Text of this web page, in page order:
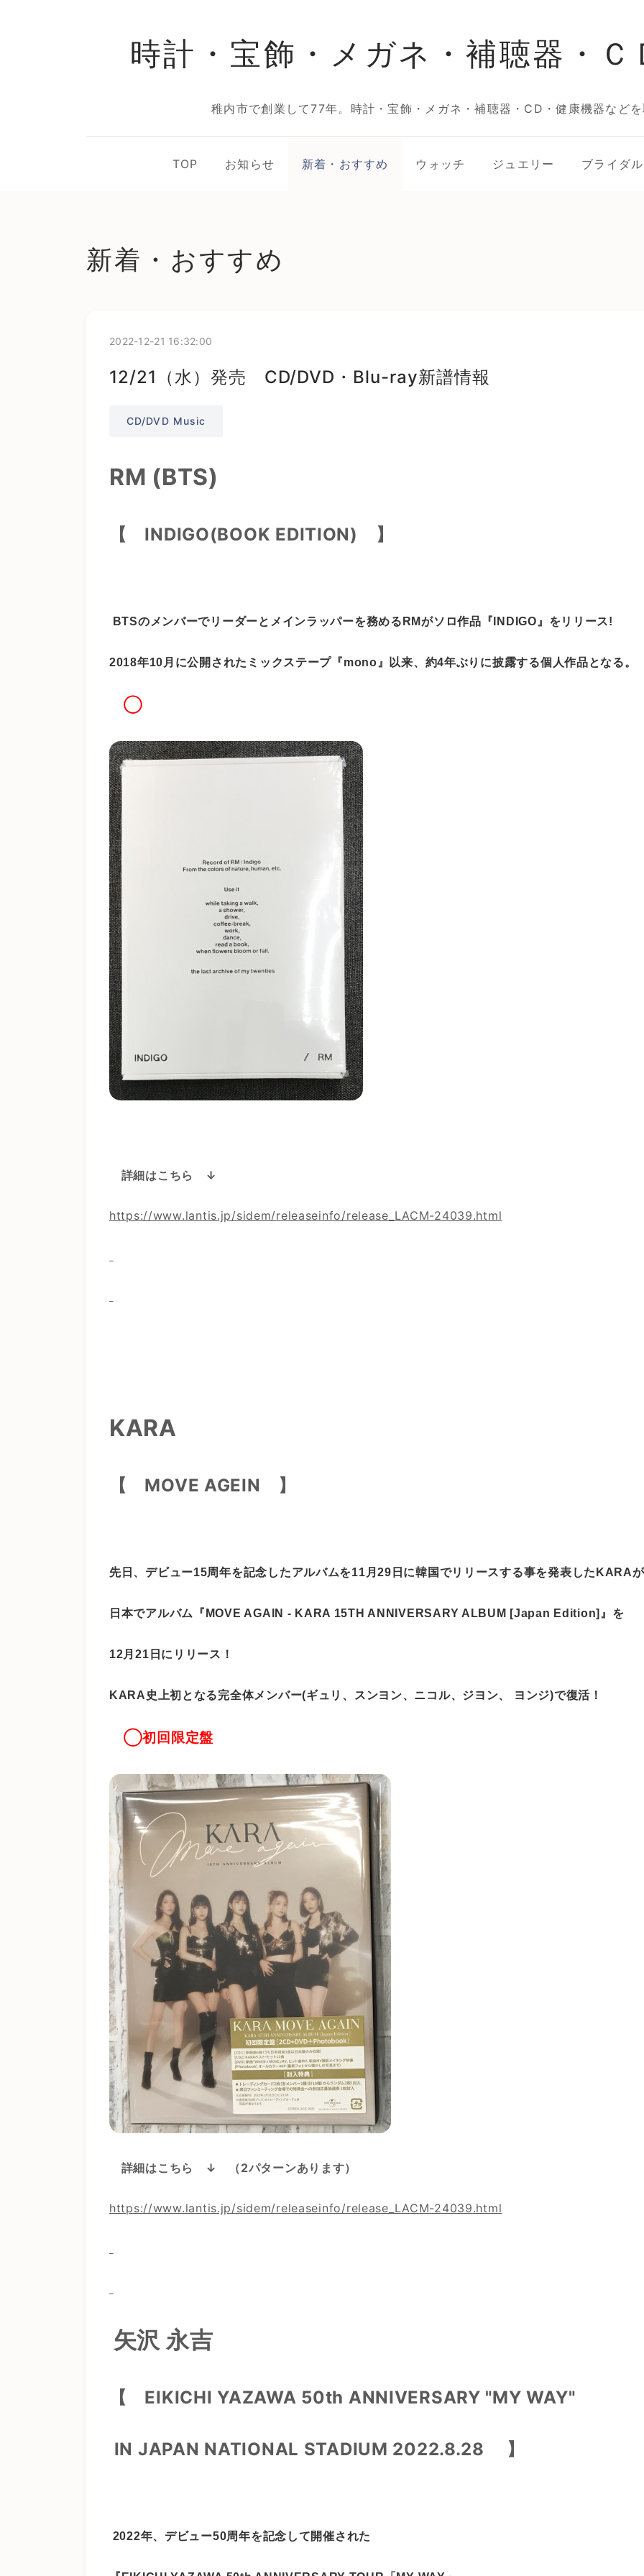
時計・宝飾・メガネ・補聴器・
稚内市で創業して77年。時計・宝飾・メガネ・補聴器・CD・健康機器など
TOP お知らせ 新着・おすすめ ウォッチ ジュエリー ブライダル
新着・おすすめ
2022-12-21 16:32:00
12/21（水）発売 CD/DVD・Blu-ray新譜情報
CD/DVD Music
RM (BTS)
【 INDIGO(BOOK EDITION) 】
BTSのメンバーでリーダーとメインラッパーを務めるRMがソロ作品『INDIGO』をリリース!
2018年10月に公開されたミックステープ『mono』以来、約4年ぶりに披露する個人作品となる。
◯
詳細はこちら ↓
https://www.lantis.jp/sidem/releaseinfo/release_LACM-24039.html
KARA
【 MOVE AGEIN 】
先日、デビュー15周年を記念したアルバムを11月29日に韓国でリリースする事を発表したKARA
日本でアルバム『MOVE AGAIN - KARA 15TH ANNIVERSARY ALBUM [Japan Edition]』を
12月21日にリリース！
KARA史上初となる完全体メンバー(ギュリ、スンヨン、ニコル、ジヨン、 ヨンジ)で復活！
◯初回限定盤
詳細はこちら ↓ （2パターンあります）
https://www.lantis.jp/sidem/releaseinfo/release_LACM-24039.html
矢沢 永吉
【 EIKICHI YAZAWA 50th ANNIVERSARY "MY WAY"
IN JAPAN NATIONAL STADIUM 2022.8.28 】
2022年、デビュー50周年を記念して開催された